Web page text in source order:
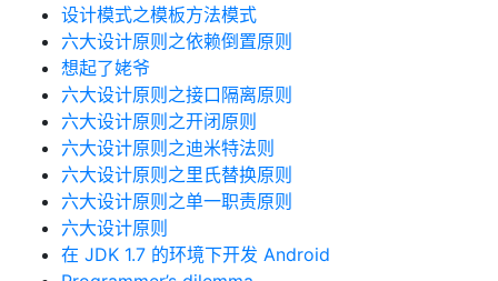
设计模式之模板方法模式
六大设计原则之依赖倒置原则
想起了姥爷
六大设计原则之接口隔离原则
六大设计原则之开闭原则
六大设计原则之迪米特法则
六大设计原则之里氏替换原则
六大设计原则之单一职责原则
六大设计原则
在 JDK 1.7 的环境下开发 Android